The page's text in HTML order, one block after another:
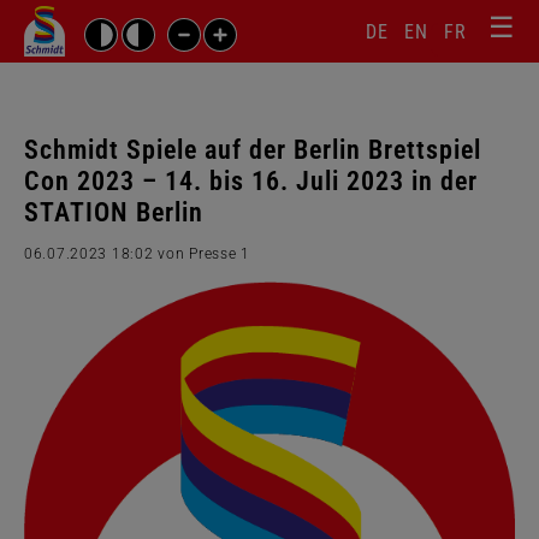
☰
DE EN FR
Suchbegriffe
Schmidt Spiele auf der Berlin Brettspiel
Con 2023 – 14. bis 16. Juli 2023 in der
STATION Berlin
06.07.2023 18:02 von Presse 1